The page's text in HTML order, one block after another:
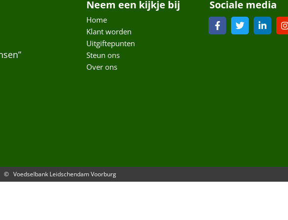
Neem een kijkje bij
Home
Klant worden
Uitgiftepunten
Steun ons
Over ons
Sociale media
© Voedselbank Leidschendam Voorburg